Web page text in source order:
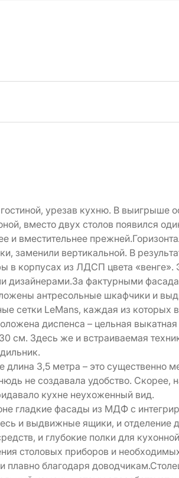
урезав кухню. В выигрыше
вместо двух столов появился
и вместительнее
заменили вертикальной. В
в корпусах из ЛДСП цвета «венге».
дизайнерами.За фактурными
антресольные шкафчики и
сетки LeMans, каждая из которых
диспенса – цельная выкатная
см. Здесь же и встраиваемая
длина 3,5 метра – это существенно
не создавала удобство. Скорее,
кухне неухоженный вид.
гладкие фасады из МДФ с
и выдвижные ящики, и отделение
и глубокие полки для
столовых приборов и
плавно благодаря